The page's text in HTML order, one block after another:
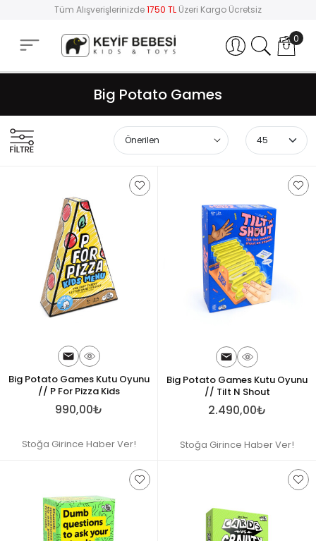
Tüm Alışverişlerinizde1750 TL Üzeri Kargo Ücretsiz
Hesabım 0
Big Potato Games
Big Potato Games Kutu Oyunu
// P For Pizza Kids
990,00₺
Stoğa Girince Haber Ver!
Big Potato Games Kutu Oyunu
// Tilt N Shout
2.490,00₺
Stoğa Girince Haber Ver!